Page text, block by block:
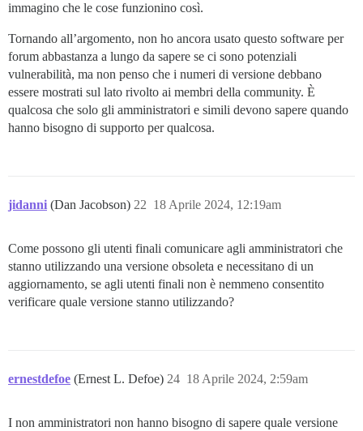
immagino che le cose funzionino così.
Tornando all’argomento, non ho ancora usato questo software per
forum abbastanza a lungo da sapere se ci sono potenziali
vulnerabilità, ma non penso che i numeri di versione debbano
essere mostrati sul lato rivolto ai membri della community. È
qualcosa che solo gli amministratori e simili devono sapere quando
hanno bisogno di supporto per qualcosa.
jidanni (Dan Jacobson) 18 Aprile 2024, 12:19am
22
Come possono gli utenti finali comunicare agli amministratori che
stanno utilizzando una versione obsoleta e necessitano di un
aggiornamento, se agli utenti finali non è nemmeno consentito
verificare quale versione stanno utilizzando?
ernestdefoe (Ernest L. Defoe) 18 Aprile 2024, 2:59am
24
I non amministratori non hanno bisogno di sapere quale versione